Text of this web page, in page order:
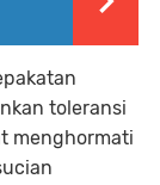
toleransi
menghormati